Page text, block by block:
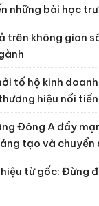
những bài học
trên không gian
tố hộ kinh
hiệu nổi
Đông A đẩy
tạo và chuyển
từ gốc: Đừng